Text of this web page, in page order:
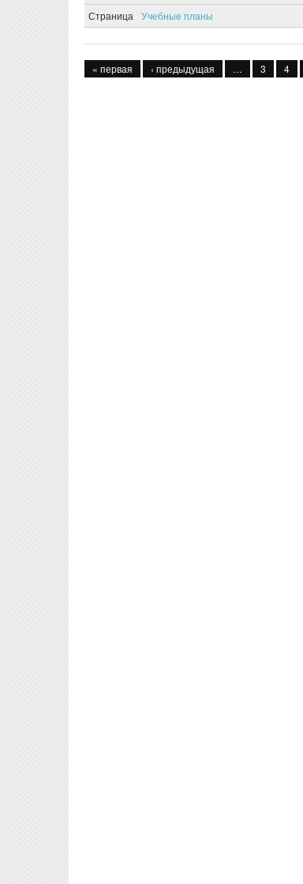
Страница
Учебные планы
« первая ‹ предыдущая … 3 4